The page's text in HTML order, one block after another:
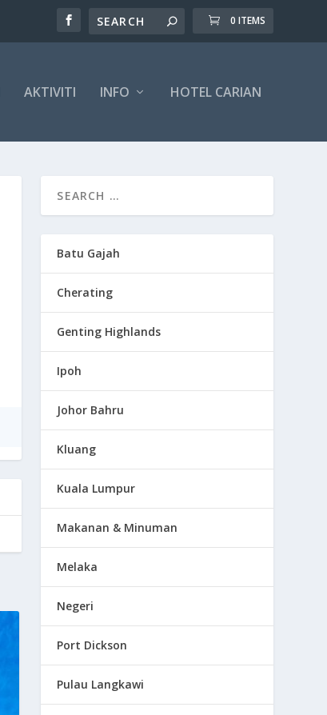
0 ITEMS
AKTIVITI INFO HOTEL CARIAN
Batu Gajah
Cherating
Genting Highlands
Ipoh
Johor Bahru
Kluang
Kuala Lumpur
Makanan & Minuman
Melaka
Negeri
Port Dickson
Pulau Langkawi